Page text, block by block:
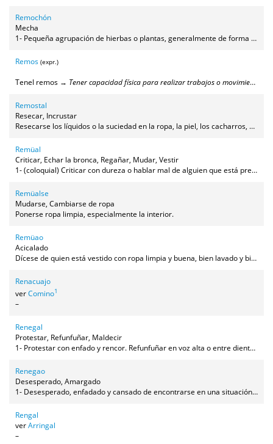
Remochón
Mecha
1- Pequeña agrupación de hierbas o plantas, generalmente de forma circular. 2- Mecha, pequeña porción de pelos.
Remos (expr.)
Tenel remos → Tener capacidad física para realizar trabajos o movimientos
Remostal
Resecar, Incrustar
Resecarse los líquidos o la suciedad en la ropa, la piel, los cacharros, etc.
Remüal
Criticar, Echar la bronca, Regañar, Mudar, Vestir
1- (coloquial) Criticar con dureza o hablar mal de alguien que está presente o ausente. 2- Vestir a alguien (especialmente a un niño).
Remüalse
Mudarse, Cambiarse de ropa
Ponerse ropa limpia, especialmente la interior.
Remüao
Acicalado
Dícese de quien está vestido con ropa limpia y buena, bien lavado y bien peinado.
Renacuajo
verComino1
–
Renegal
Protestar, Refunfuñar, Maldecir
1- Protestar con enfado y rencor. Refunfuñar en voz alta o entre dientes. 2- Tener una explosión de mal humor con profusión de quejas y maldiciones.
Renegao
Desesperado, Amargado
1- Desesperado, enfadado y cansado de encontrarse en una situación que causa agobio y contra la que no puede hacer nada. 2- Estar muy muy enfadado por algo malo o injusto que se acaba de padecer.
Rengal
verArringal
–